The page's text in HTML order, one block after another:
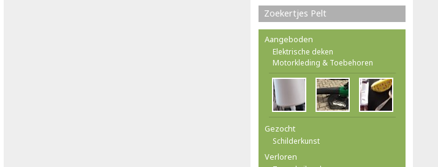
Zoekertjes Pelt
Aangeboden
Elektrische deken
Motorkleding & Toebehoren
Gezocht
Schilderkunst
Verloren